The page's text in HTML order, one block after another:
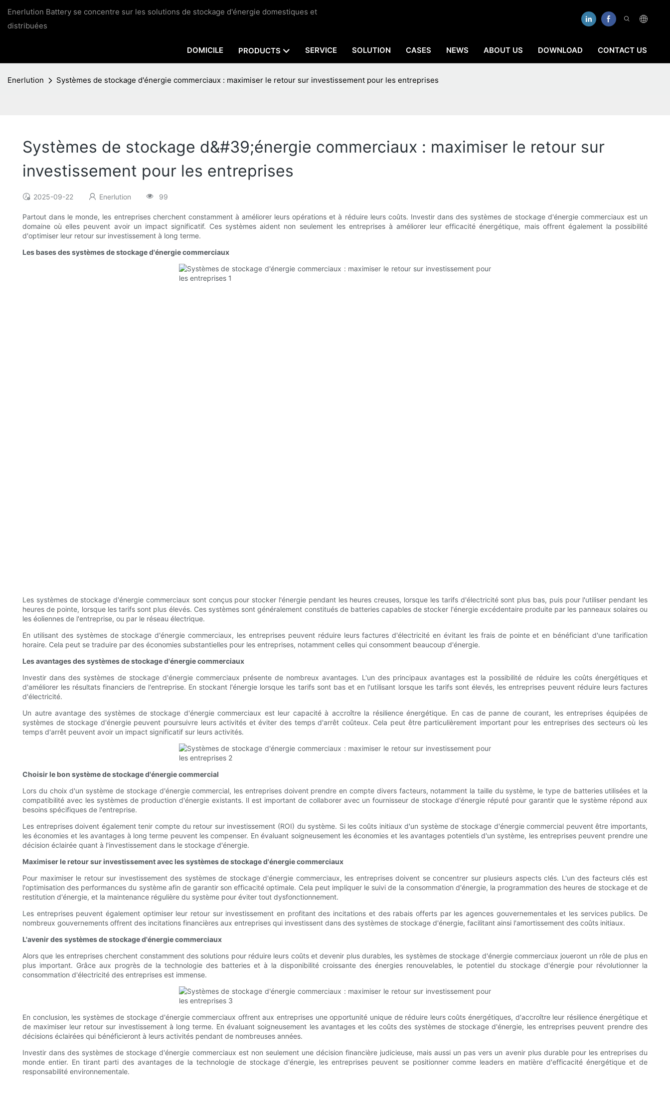
Enerlution Battery se concentre sur les solutions de stockage d'énergie domestiques et
distribuées
DOMICILE PRODUCTS SERVICE SOLUTION CASES NEWS ABOUT US DOWNLOAD CONTACT US
Enerlution Systèmes de stockage d'énergie commerciaux : maximiser le retour sur investissement pour les entreprises
Systèmes de stockage d&#39;énergie commerciaux : maximiser le retour sur
investissement pour les entreprises
2025-09-22 Enerlution 99
Partout dans le monde, les entreprises cherchent constamment à améliorer leurs opérations et à réduire leurs coûts. Investir dans des systèmes de stockage d'énergie commerciaux est un
domaine où elles peuvent avoir un impact significatif. Ces systèmes aident non seulement les entreprises à améliorer leur efficacité énergétique, mais offrent également la possibilité
d'optimiser leur retour sur investissement à long terme.
Les bases des systèmes de stockage d'énergie commerciaux
Les systèmes de stockage d'énergie commerciaux sont conçus pour stocker l'énergie pendant les heures creuses, lorsque les tarifs d'électricité sont plus bas, puis pour l'utiliser pendant les
heures de pointe, lorsque les tarifs sont plus élevés. Ces systèmes sont généralement constitués de batteries capables de stocker l'énergie excédentaire produite par les panneaux solaires ou
les éoliennes de l'entreprise, ou par le réseau électrique.
En utilisant des systèmes de stockage d'énergie commerciaux, les entreprises peuvent réduire leurs factures d'électricité en évitant les frais de pointe et en bénéficiant d'une tarification
horaire. Cela peut se traduire par des économies substantielles pour les entreprises, notamment celles qui consomment beaucoup d'énergie.
Les avantages des systèmes de stockage d'énergie commerciaux
Investir dans des systèmes de stockage d'énergie commerciaux présente de nombreux avantages. L'un des principaux avantages est la possibilité de réduire les coûts énergétiques et
d'améliorer les résultats financiers de l'entreprise. En stockant l'énergie lorsque les tarifs sont bas et en l'utilisant lorsque les tarifs sont élevés, les entreprises peuvent réduire leurs factures
d'électricité.
Un autre avantage des systèmes de stockage d'énergie commerciaux est leur capacité à accroître la résilience énergétique. En cas de panne de courant, les entreprises équipées de
systèmes de stockage d'énergie peuvent poursuivre leurs activités et éviter des temps d'arrêt coûteux. Cela peut être particulièrement important pour les entreprises des secteurs où les
temps d'arrêt peuvent avoir un impact significatif sur leurs activités.
Choisir le bon système de stockage d'énergie commercial
Lors du choix d'un système de stockage d'énergie commercial, les entreprises doivent prendre en compte divers facteurs, notamment la taille du système, le type de batteries utilisées et la
compatibilité avec les systèmes de production d'énergie existants. Il est important de collaborer avec un fournisseur de stockage d'énergie réputé pour garantir que le système répond aux
besoins spécifiques de l'entreprise.
Les entreprises doivent également tenir compte du retour sur investissement (ROI) du système. Si les coûts initiaux d'un système de stockage d'énergie commercial peuvent être importants,
les économies et les avantages à long terme peuvent les compenser. En évaluant soigneusement les économies et les avantages potentiels d'un système, les entreprises peuvent prendre une
décision éclairée quant à l'investissement dans le stockage d'énergie.
Maximiser le retour sur investissement avec les systèmes de stockage d'énergie commerciaux
Pour maximiser le retour sur investissement des systèmes de stockage d'énergie commerciaux, les entreprises doivent se concentrer sur plusieurs aspects clés. L'un des facteurs clés est
l'optimisation des performances du système afin de garantir son efficacité optimale. Cela peut impliquer le suivi de la consommation d'énergie, la programmation des heures de stockage et de
restitution d'énergie, et la maintenance régulière du système pour éviter tout dysfonctionnement.
Les entreprises peuvent également optimiser leur retour sur investissement en profitant des incitations et des rabais offerts par les agences gouvernementales et les services publics. De
nombreux gouvernements offrent des incitations financières aux entreprises qui investissent dans des systèmes de stockage d'énergie, facilitant ainsi l'amortissement des coûts initiaux.
L'avenir des systèmes de stockage d'énergie commerciaux
Alors que les entreprises cherchent constamment des solutions pour réduire leurs coûts et devenir plus durables, les systèmes de stockage d'énergie commerciaux joueront un rôle de plus en
plus important. Grâce aux progrès de la technologie des batteries et à la disponibilité croissante des énergies renouvelables, le potentiel du stockage d'énergie pour révolutionner la
consommation d'électricité des entreprises est immense.
En conclusion, les systèmes de stockage d'énergie commerciaux offrent aux entreprises une opportunité unique de réduire leurs coûts énergétiques, d'accroître leur résilience énergétique et
de maximiser leur retour sur investissement à long terme. En évaluant soigneusement les avantages et les coûts des systèmes de stockage d'énergie, les entreprises peuvent prendre des
décisions éclairées qui bénéficieront à leurs activités pendant de nombreuses années.
Investir dans des systèmes de stockage d'énergie commerciaux est non seulement une décision financière judicieuse, mais aussi un pas vers un avenir plus durable pour les entreprises du
monde entier. En tirant parti des avantages de la technologie de stockage d'énergie, les entreprises peuvent se positionner comme leaders en matière d'efficacité énergétique et de
responsabilité environnementale.